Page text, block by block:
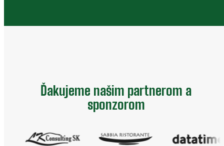
Ďakujeme našim partnerom a
sponzorom